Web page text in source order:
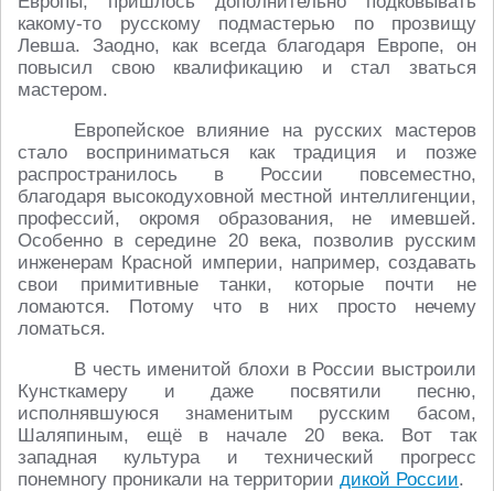
какому-то русскому подмастерью по прозвищу
Левша. Заодно, как всегда благодаря Европе, он
повысил свою квалификацию и стал зваться
мастером.
Европейское влияние на русских мастеров
стало восприниматься как традиция и позже
распространилось в России повсеместно,
благодаря высокодуховной местной интеллигенции,
профессий, окромя образования, не имевшей.
Особенно в середине 20 века, позволив русским
инженерам Красной империи, например, создавать
свои примитивные танки, которые почти не
ломаются. Потому что в них просто нечему
ломаться.
В честь именитой блохи в России выстроили
Кунсткамеру и даже посвятили песню,
исполнявшуюся знаменитым русским басом,
Шаляпиным, ещё в начале 20 века. Вот так
западная культура и технический прогресс
понемногу проникали на территории дикой России.